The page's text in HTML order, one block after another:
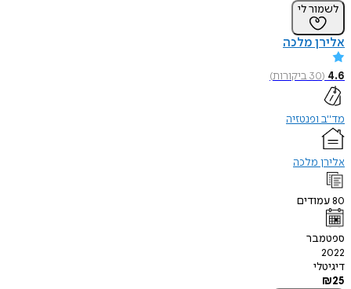
לשמור לי
אלירן מלכה
4.6
(
30ביקורות)
מד"ב ופנטזיה
אלירן מלכה
80עמודים
ספטמבר
2022
דיגיטלי
₪25